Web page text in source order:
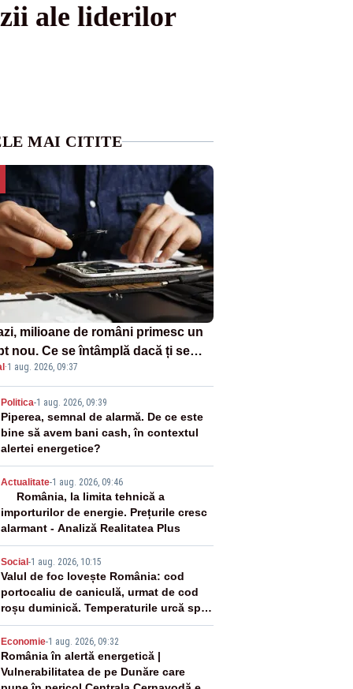
ale liderilor
MAI CITITE
milioane de români primesc un
nou. Ce se întâmplă dacă ți se
un produs
·1 aug. 2026, 09:37
Politica-1 aug. 2026, 09:39
Piperea, semnal de alarmă. De ce este
bine să avem bani cash, în contextul
alertei energetice?
Actualitate-1 aug. 2026, 09:46
România, la limita tehnică a
importurilor de energie. Prețurile cresc
alarmant - Analiză Realitatea Plus
Social -1 aug. 2026, 10:15
Valul de foc lovește România: cod
portocaliu de caniculă, urmat de cod
roșu duminică. Temperaturile urcă spre
40°C
Economie-1 aug. 2026, 09:32
România în alertă energetică |
Vulnerabilitatea de pe Dunăre care